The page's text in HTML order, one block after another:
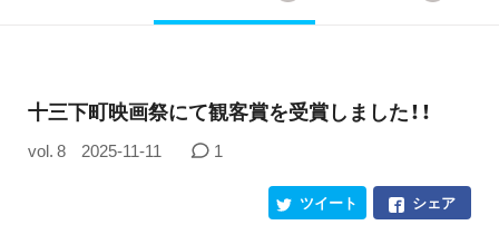
十三下町映画祭にて観客賞を受賞しました！！
vol. 8 2025-11-11 1
シェア
ツイート